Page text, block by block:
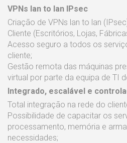
VPNs lan to lan IPsec
Criação de VPNs lan to lan
Cliente (Escritórios, Lojas,
Acesso seguro a todos os
cliente;
Gestão remota das máquinas
virtual por parte da equipa de TI
Integrado, escalável e
Total integração na rede do
Possibilidade de capacitar os
processamento, memória e
necessidades;